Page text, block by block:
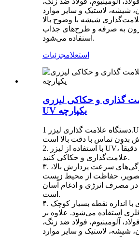
شیشه، لاستیک و سایر موارد
شیشه با وضوح بالا
به صرفه و طرح‌های جذاب
استفاده می‌شود.
استعلامجزئیات
گذاری و حکاکی لیزری
UV یکپارچه
دستگاه علامت گذاری لیزر 1.UV یک تجهیزات
2. با استفاده از لیزر UV، انواع مواد را دقیقاً
علامت‌گذاری و حکاکی کنید.
۳. دارای ویژگی‌های سرعت پردازش بالا،
تصویر، حفاظت از محیط زیست
مصرف انرژی و ادغام آسان
است.
۴. برای علامت‌گذاری با اندازه نقطه بسیار کوچک
استفاده می‌شود. علاوه بر
آلومینیوم، فولاد ضد زنگ،
شیشه، لاستیک و سایر موارد